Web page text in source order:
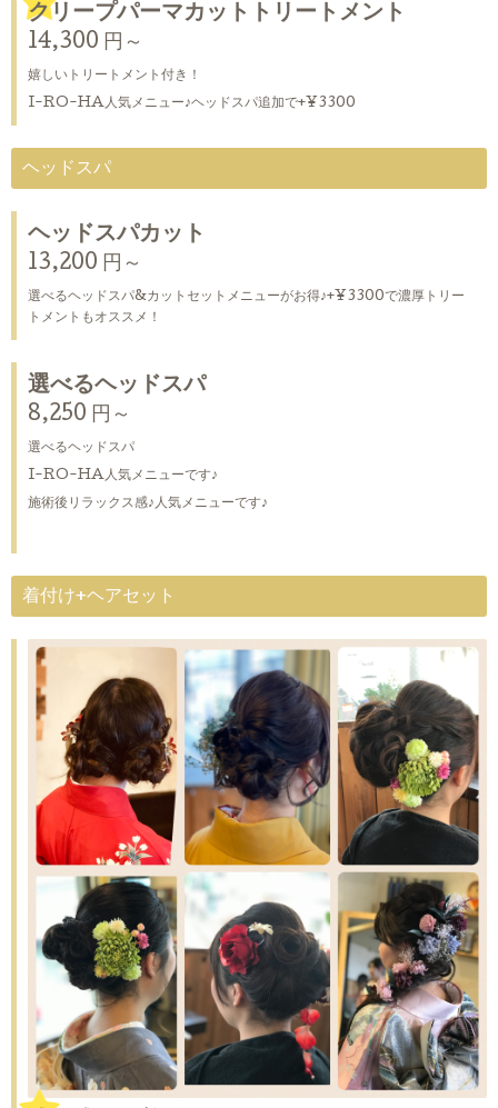
クリープパーマカットトリートメント
14,300 円～
嬉しいトリートメント付き！
I-RO-HA人気メニュー♪ヘッドスパ追加で+¥3300
ヘッドスパ
ヘッドスパカット
13,200 円～
選べるヘッドスパ&カットセットメニューがお得♪+¥3300で濃厚トリー
トメントもオススメ！
選べるヘッドスパ
8,250 円～
選べるヘッドスパ
I-RO-HA人気メニューです♪
施術後リラックス感♪人気メニューです♪
着付け+ヘアセット